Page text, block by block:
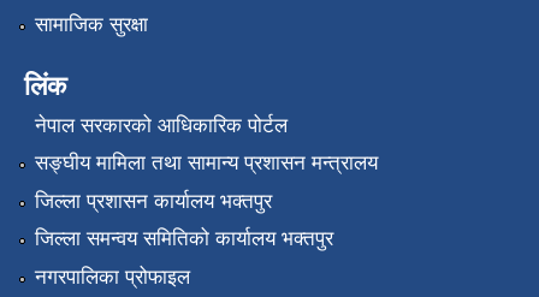
सामाजिक सुरक्षा
लिंक
नेपाल सरकारको आधिकारिक पोर्टल
सङ्‍घीय मामिला तथा सामान्य प्रशासन मन्त्रालय
जिल्ला प्रशासन कार्यालय भक्तपुर
जिल्ला समन्वय समितिको कार्यालय भक्तपुर
नगरपालिका प्रोफाइल